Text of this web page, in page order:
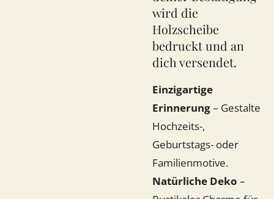
wird die
Holzscheibe
bedruckt und an
dich versendet.
Einzigartige
Erinnerung– Gestalte
Hochzeits-,
Geburtstags- oder
Familienmotive.
Natürliche Deko –